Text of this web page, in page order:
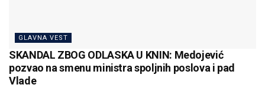
GLAVNA VEST
SKANDAL ZBOG ODLASKA U KNIN: Medojević
pozvao na smenu ministra spoljnih poslova i pad
Vlade